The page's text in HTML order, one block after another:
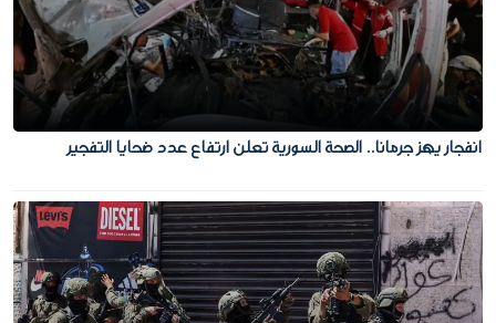
انفجار يهز جرمانا.. الصحة السورية تعلن ارتفاع عدد ضحايا التفجير